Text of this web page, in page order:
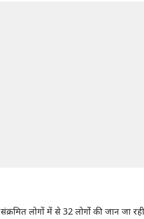
लोगों में से 32 लोगोंं की जान जा